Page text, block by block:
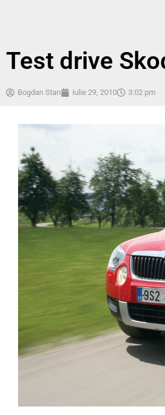
Test drive
Bogdan Stan iulie 29, 2010 3:02 pm